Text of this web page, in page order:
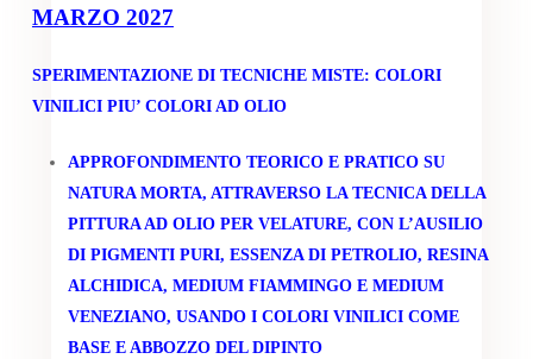
MARZO 2027
SPERIMENTAZIONE DI TECNICHE MISTE: COLORI
VINILICI PIU’ COLORI AD OLIO
APPROFONDIMENTO TEORICO E PRATICO SU
NATURA MORTA, ATTRAVERSO LA TECNICA DELLA
PITTURA AD OLIO PER VELATURE, CON L’AUSILIO
DI PIGMENTI PURI, ESSENZA DI PETROLIO, RESINA
ALCHIDICA, MEDIUM FIAMMINGO E MEDIUM
VENEZIANO, USANDO I COLORI VINILICI COME
BASE E ABBOZZO DEL DIPINTO